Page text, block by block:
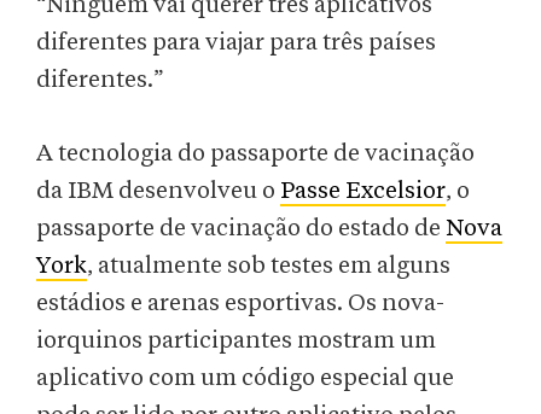
“Ninguém vai querer três aplicativos
diferentes para viajar para três países
diferentes.”
A tecnologia do passaporte de vacinação
da IBM desenvolveu o Passe Excelsior, o
passaporte de vacinação do estado de Nova
York, atualmente sob testes em alguns
estádios e arenas esportivas. Os nova-
iorquinos participantes mostram um
aplicativo com um código especial que